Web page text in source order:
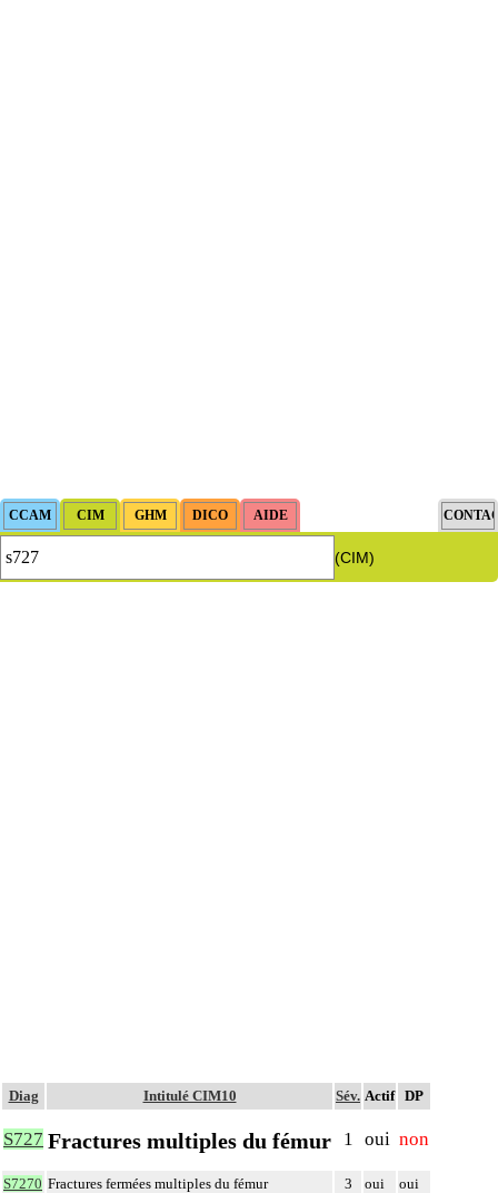
(CIM)
Diag Intitulé CIM10 Sév. Actif DP
S727 Fractures multiples du fémur 1 oui non
S7270 Fractures fermées multiples du fémur 3 oui
oui